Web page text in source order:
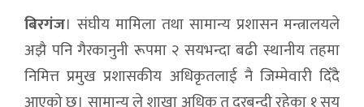
बिरगंज। संघीय मामिला तथा सामान्य प्रशासन मन्त्रालयले
अझै पनि गैरकानुनी रूपमा २ सयभन्दा बढी स्थानीय तहमा
निमित्त प्रमुख प्रशासकीय अधिकृतलाई नै जिम्मेवारी दिँदै